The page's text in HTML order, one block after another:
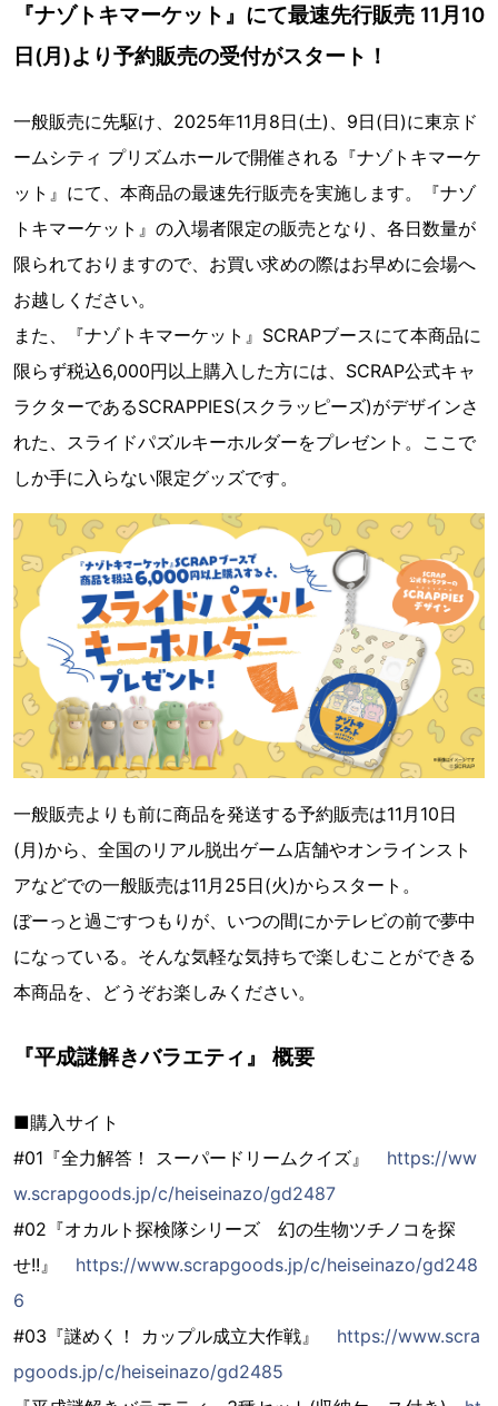
『ナゾトキマーケット』にて最速先行販売 11月10
日(月)より予約販売の受付がスタート！
一般販売に先駆け、2025年11月8日(土)、9日(日)に東京ド
ームシティ プリズムホールで開催される『ナゾトキマーケ
ット』にて、本商品の最速先行販売を実施します。『ナゾ
トキマーケット』の入場者限定の販売となり、各日数量が
限られておりますので、お買い求めの際はお早めに会場へ
お越しください。
また、『ナゾトキマーケット』SCRAPブースにて本商品に
限らず税込6,000円以上購入した方には、SCRAP公式キャ
ラクターであるSCRAPPIES(スクラッピーズ)がデザインさ
れた、スライドパズルキーホルダーをプレゼント。ここで
しか手に入らない限定グッズです。
一般販売よりも前に商品を発送する予約販売は11月10日
(月)から、全国のリアル脱出ゲーム店舗やオンラインスト
アなどでの一般販売は11月25日(火)からスタート。
ぼーっと過ごすつもりが、いつの間にかテレビの前で夢中
になっている。そんな気軽な気持ちで楽しむことができる
本商品を、どうぞお楽しみください。
『平成謎解きバラエティ』 概要
■購入サイト
#01『全力解答！ スーパードリームクイズ』 https://ww
w.scrapgoods.jp/c/heiseinazo/gd2487
#02『オカルト探検隊シリーズ 幻の生物ツチノコを探
せ!!』 https://www.scrapgoods.jp/c/heiseinazo/gd248
6
#03『謎めく！ カップル成立大作戦』 https://www.scra
pgoods.jp/c/heiseinazo/gd2485